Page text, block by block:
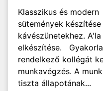
Klasszikus és modern
sütemények
kávészünetekhez.
elkészítése.
rendelkező kollégát
munkavégzés. A
tiszta állapotának...